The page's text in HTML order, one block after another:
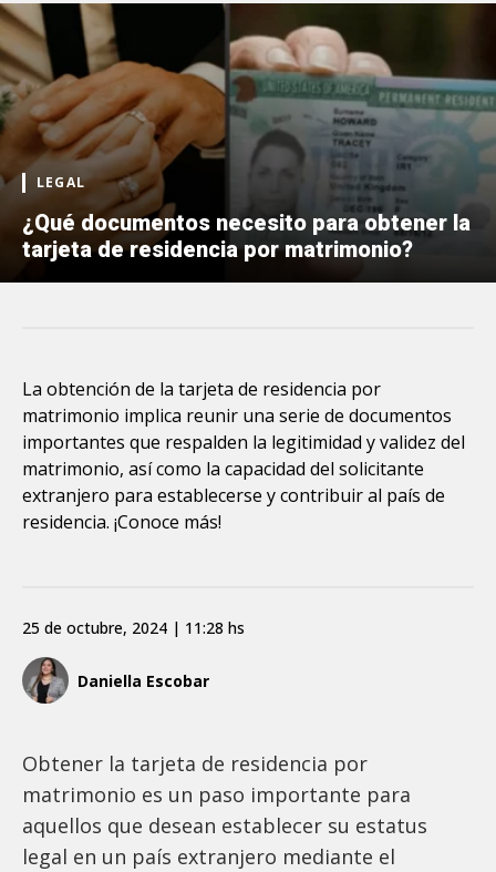
LEGAL
¿Qué documentos necesito para obtener la
tarjeta de residencia por matrimonio?
La obtención de la tarjeta de residencia por
matrimonio implica reunir una serie de documentos
importantes que respalden la legitimidad y validez del
matrimonio, así como la capacidad del solicitante
extranjero para establecerse y contribuir al país de
residencia. ¡Conoce más!
Daniella Escobar
25 de octubre, 2024 | 11:28 hs
Obtener la tarjeta de residencia por
matrimonio es un paso importante para
aquellos que desean establecer su estatus
legal en un país extranjero mediante el